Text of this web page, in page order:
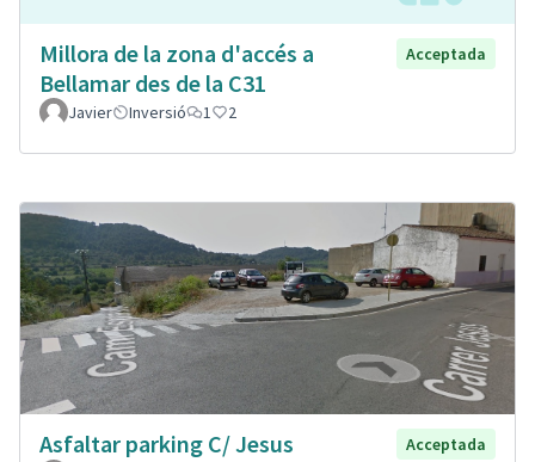
Millora de la zona d'accés a
Bellamar des de la C31
Acceptada
Javier Inversió 1 2
Asfaltar parking C/ Jesus
Acceptada